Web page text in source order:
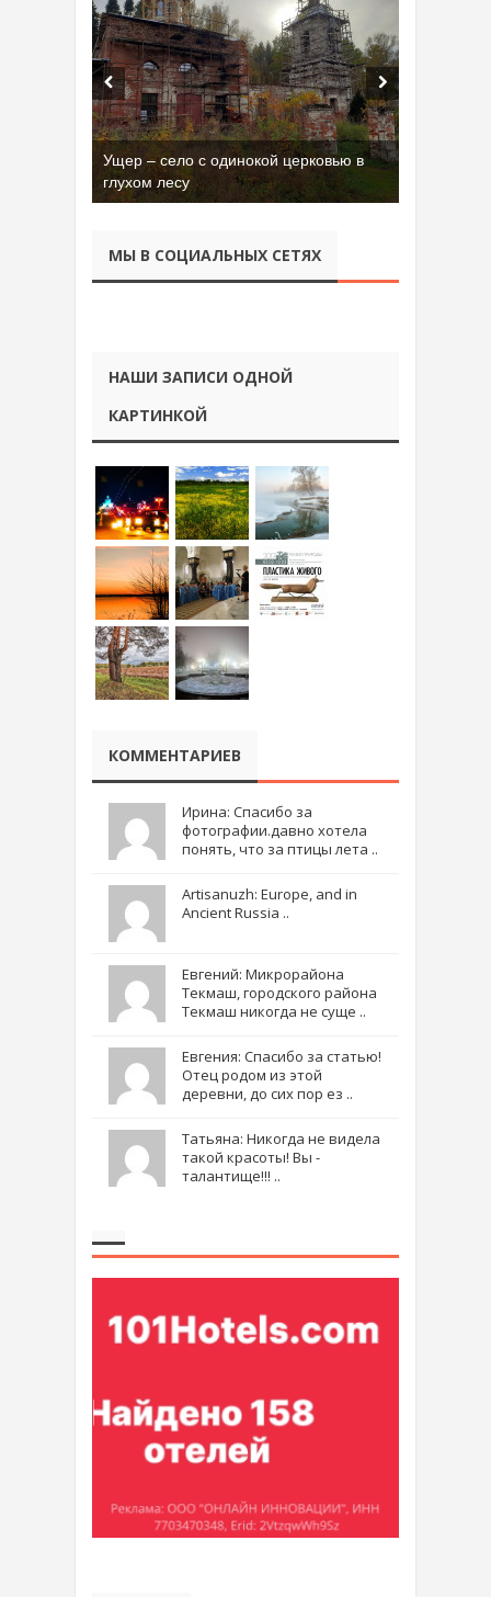
Ущер – село с одинокой церковью в
глухом лесу
Бывшая танковая часть имени Сухэ-
Батора во Владимире
МЫ В СОЦИАЛЬНЫХ СЕТЯХ
НАШИ ЗАПИСИ ОДНОЙ
КАРТИНКОЙ
КОММЕНТАРИЕВ
Ирина: Спасибо за
фотографии.давно хотела
понять, что за птицы лета ..
Artisanuzh: Europe, and in
Ancient Russia ..
Евгений: Микрорайона
Текмаш, городского района
Текмаш никогда не суще ..
Евгения: Спасибо за статью!
Отец родом из этой
деревни, до сих пор ез ..
Татьяна: Никогда не видела
такой красоты! Вы -
талантище!!! ..